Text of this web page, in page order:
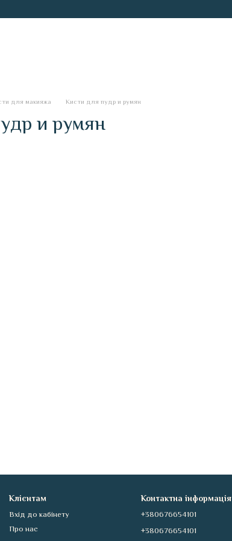
для макияжа Кисти для пудр и румян
и румян
Клієнтам
Вхід до кабінету
Про нас
Контактна інформація
+380676654101
+380676654101